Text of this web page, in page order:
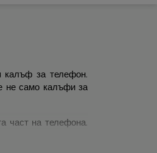
калъф за телефон.
не само калъфи за
част на телефона.